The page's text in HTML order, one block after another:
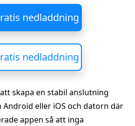
nedladdning
nedladdning
skapa en stabil anslutning
Android eller iOS och datorn där
appen så att inga